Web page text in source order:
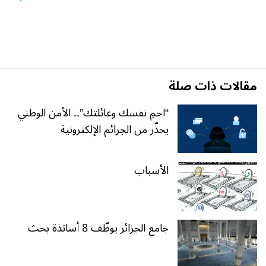
مقالات ذات صلة
“احمِ نفسك وعائلتك”.. الأمن الوطني
يحذّر من الجرائم الإلكترونية
الأسباب
جامع الجزائر يوظّف 8 أساتذة بحث